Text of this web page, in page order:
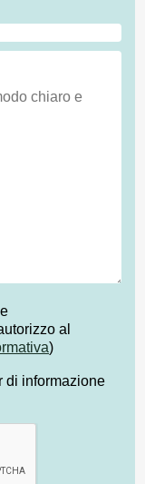
al
)
di informazione